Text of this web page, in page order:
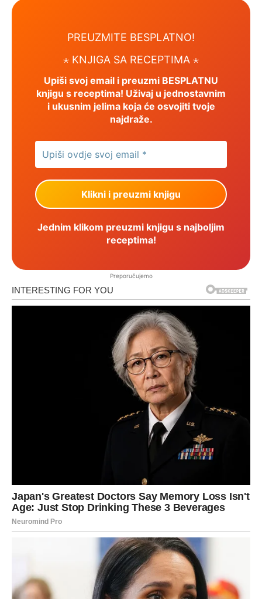
PREUZMITE BESPLATNO!
⋆ KNJIGA SA RECEPTIMA ⋆
Upiši svoj email i preuzmi BESPLATNU
knjigu s receptima! Uživaj u jednostavnim
i ukusnim jelima koja će osvojiti tvoje
najdraže.
Jednim klikom preuzmi knjigu s najboljim
receptima!
Preporučujemo